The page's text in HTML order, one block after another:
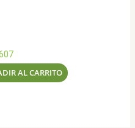
AL CARRITO